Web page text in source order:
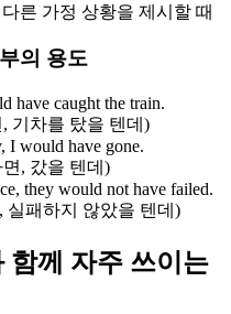
른 가정 상황을 제시할 때
의 용도
have caught the train.
기차를 탔을 텐데)
I would have gone.
, 갔을 텐데)
they would not have failed.
실패하지 않았을 텐데)
함께 자주 쓰이는